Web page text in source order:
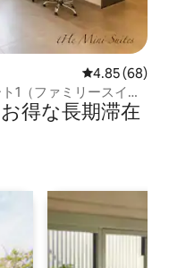
レビュー68
4.85 (68)
1（ファミリースイー
得⁠な長⁠期⁠滞⁠在